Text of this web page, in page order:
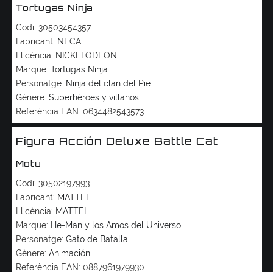
Tortugas Ninja
Codi: 30503454357
Fabricant: NECA
Llicència: NICKELODEON
Marque: Tortugas Ninja
Personatge: Ninja del clan del Pie
Gènere: Superhéroes y villanos
Referència EAN: 0634482543573
Figura Acción Deluxe Battle Cat
Motu
Codi: 30502197993
Fabricant: MATTEL
Llicència: MATTEL
Marque: He-Man y los Amos del Universo
Personatge: Gato de Batalla
Gènere: Animación
Referència EAN: 0887961979930